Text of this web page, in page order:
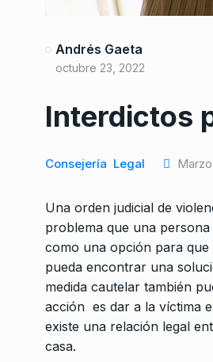
Andrés Gaeta
octubre 23, 2022
Interdictos
Consejería Legal
Una orden judicial de
problema que una
como una opción para que
pueda encontrar una
medida cautelar también
acción es dar a la víctima
existe una relación legal
casa.